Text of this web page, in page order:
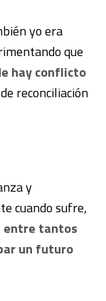
yo era
que
hay conflicto
reconciliación
y
cuando sufre,
entre tantos
un futuro